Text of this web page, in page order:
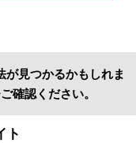
見つかるかもしれま
確認ください。
ト